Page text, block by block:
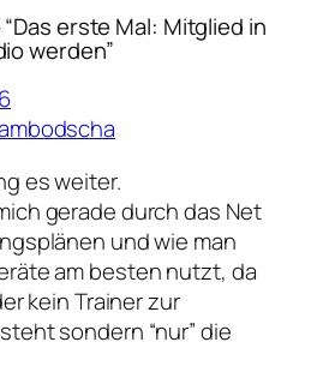
erste Mal: Mitglied in
werden”
es weiter.
gerade durch das Net
und wie man
am besten nutzt, da
kein Trainer zur
sondern “nur” die